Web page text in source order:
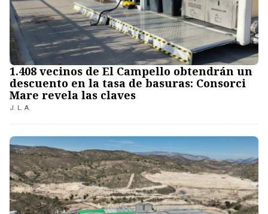
1.408 vecinos de El Campello obtendrán un
descuento en la tasa de basuras: Consorci
Mare revela las claves
J. L. A.